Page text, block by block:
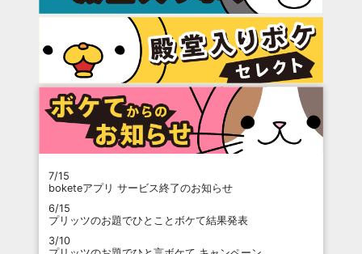
7/15
boketeアプリ サービス終了のお知らせ
6/15
プリッツのお題でひとことボケて結果発表
3/10